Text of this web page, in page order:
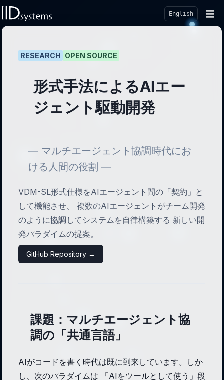
English ☰
RESEARCH OPEN SOURCE
形式手法によるAIエー
ジェント駆動開発
— マルチエージェント協調時代にお
ける人間の役割 —
VDM-SL形式仕様をAIエージェント間の「契約」と
して機能させ、 複数のAIエージェントがチーム開発
のように協調してシステムを自律構築する 新しい開
発パラダイムの提案。
GitHub Repository →
課題：マルチエージェント協
調の「共通言語」
AIがコードを書く時代は既に到来しています。しか
し、次のパラダイムは 「AIをツールとして使う」段